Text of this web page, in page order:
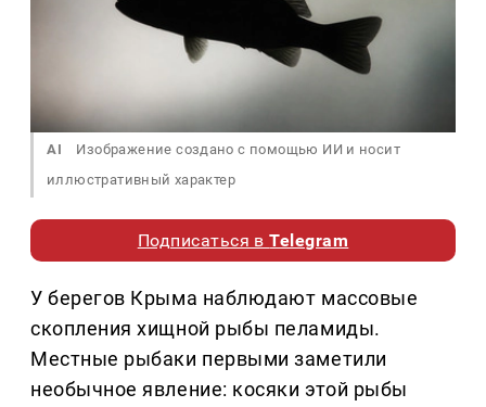
AI
Изображение создано с помощью ИИ и носит
иллюстративный характер
Подписаться вTelegram
У берегов Крыма наблюдают массовые
скопления хищной рыбы пеламиды.
Местные рыбаки первыми заметили
необычное явление: косяки этой рыбы